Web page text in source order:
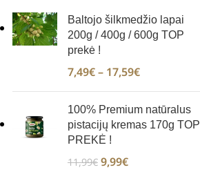
Baltojo šilkmedžio lapai
200g / 400g / 600g TOP
prekė !
7,49€– 17,59€
100% Premium natūralus
pistacijų kremas 170g TOP
PREKĖ !
11,99€ 9,99€